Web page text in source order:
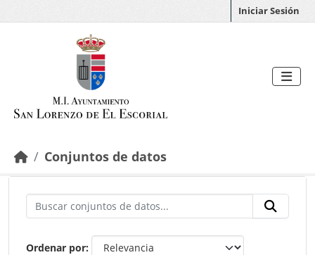
Iniciar Sesión
Conjuntos de datos
Ordenar por